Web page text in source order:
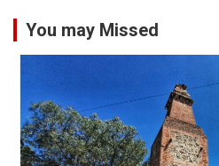
You may Missed